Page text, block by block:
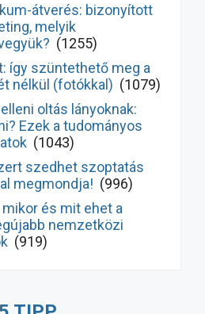
átverés: bizonyított
melyik
(1255)
így szüntethető meg a
nélkül (fotókkal) (1079)
oltás lányoknak:
Ezek a tudományos
(1043)
szedhet szoptatás
megmondja! (996)
és mit ehet a
nemzetközi
(919)
Ezek a legújabb